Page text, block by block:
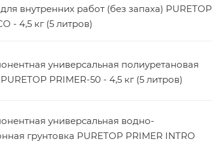
внутренних работ (без запаха) PURETOP
- 4,5 кг (5 литров)
универсальная полиуретановая
PRIMER-50 - 4,5 кг (5 литров)
универсальная водно-
грунтовка PURETOP PRIMER INTRO